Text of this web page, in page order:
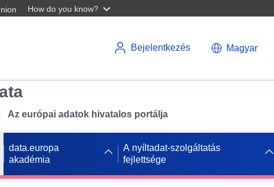
How do you know?
Bejelentkezés Magyar
Az európai adatok hivatalos portálja
data.europa
akadémia
A nyíltadat-szolgáltatás
fejlettsége